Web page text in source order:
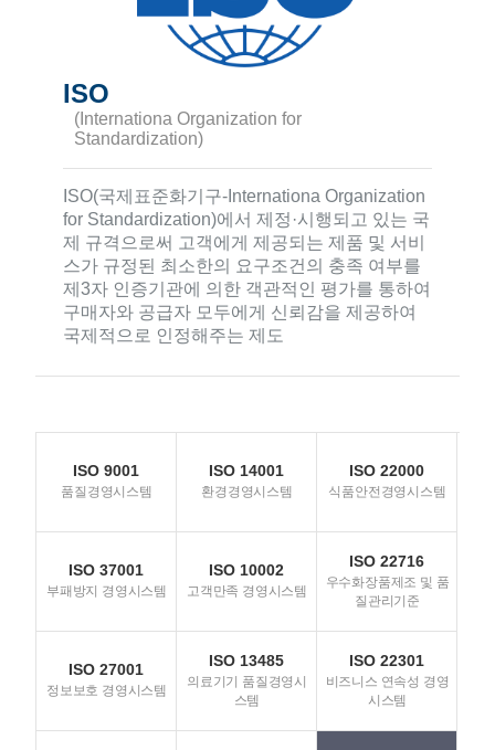
ISO
(Internationa Organization for
Standardization)
ISO(국제표준화기구-Internationa Organization
for Standardization)에서 제정·시행되고 있는 국
제 규격으로써 고객에게 제공되는 제품 및 서비
스가 규정된 최소한의 요구조건의 충족 여부를
제3자 인증기관에 의한 객관적인 평가를 통하여
구매자와 공급자 모두에게 신뢰감을 제공하여
국제적으로 인정해주는 제도
ISO 9001
품질경영시스템
ISO 14001
환경경영시스템
ISO 22000
식품안전경영시스템
ISO 37001
부패방지 경영시스템
ISO 10002
고객만족 경영시스템
ISO 22716
우수화장품제조 및 품
질관리기준
ISO 27001
정보보호 경영시스템
ISO 13485
의료기기 품질경영시
스템
ISO 22301
비즈니스 연속성 경영
시스템